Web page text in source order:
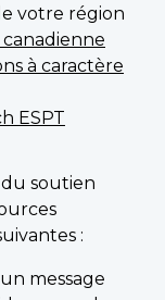
votre région
canadienne
à caractère
ESPT
soutien
:
message